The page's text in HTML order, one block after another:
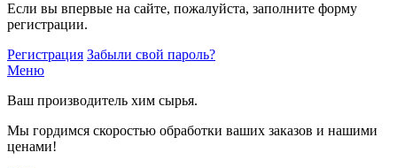
Если вы впервые на сайте, пожалуйста, заполните форму
регистрации.
Регистрация Забыли свой пароль?
Меню
Ваш производитель хим сырья.
Мы гордимся скоростью обработки ваших заказов и нашими
ценами!